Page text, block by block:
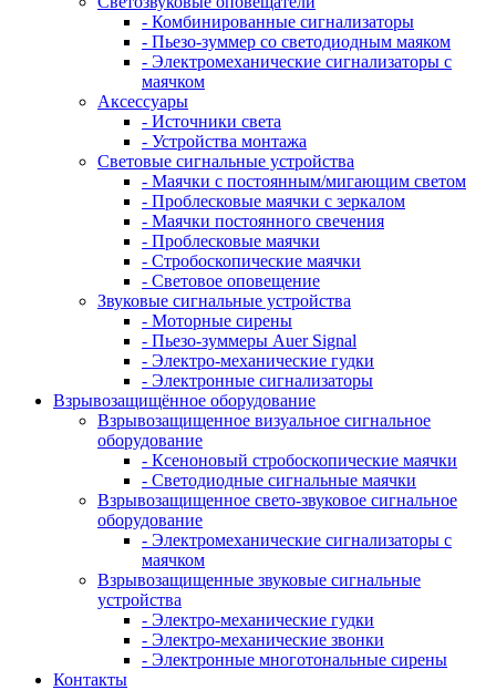
- Комбинированные сигнализаторы
- Пьезо-зуммер со светодиодным маяком
- Электромеханические сигнализаторы с
маячком
Аксессуары
- Источники света
- Устройства монтажа
Световые сигнальные устройства
- Маячки с постоянным/мигающим светом
- Проблесковые маячки с зеркалом
- Маячки постоянного свечения
- Проблесковые маячки
- Стробоскопические маячки
- Световое оповещение
Звуковые сигнальные устройства
- Моторные сирены
- Пьезо-зуммеры Auer Signal
- Электро-механические гудки
- Электронные сигнализаторы
Взрывозащищённое оборудование
Взрывозащищенное визуальное сигнальное
оборудование
- Ксеноновый стробоскопические маячки
- Светодиодные сигнальные маячки
Взрывозащищенное свето-звуковое сигнальное
оборудование
- Электромеханические сигнализаторы с
маячком
Взрывозащищенные звуковые сигнальные
устройства
- Электро-механические гудки
- Электро-механические звонки
- Электронные многотональные сирены
Контакты